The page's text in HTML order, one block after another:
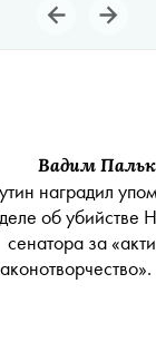
Вадим
наградил
об убийстве
сенатора за